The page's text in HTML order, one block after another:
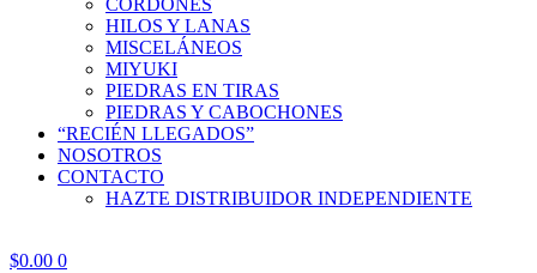
CORDONES
HILOS Y LANAS
MISCELÁNEOS
MIYUKI
PIEDRAS EN TIRAS
PIEDRAS Y CABOCHONES
“RECIÉN LLEGADOS”
NOSOTROS
CONTACTO
HAZTE DISTRIBUIDOR INDEPENDIENTE
$0.00 0